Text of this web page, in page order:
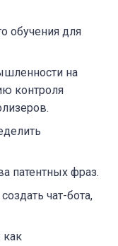
обучения для
на
контроля
патентных фраз.
чат-бота,
как